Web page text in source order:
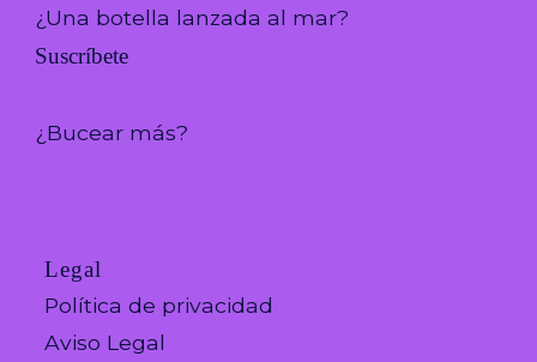
¿Una botella lanzada al mar?
Suscríbete
¿Bucear más?
Legal
Política de privacidad
Aviso Legal